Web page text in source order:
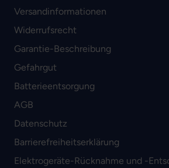
Versandinformationen
Widerrufsrecht
Garantie-Beschreibung
Gefahrgut
Batterieentsorgung
AGB
Datenschutz
Barrierefreiheitserklärung
Elektrogeräte-Rücknahme und -